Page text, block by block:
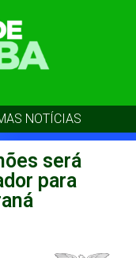
NOTÍCIAS
será
para